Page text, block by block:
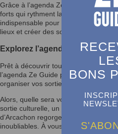
BONS
Grâce à l’agenda Ze Guide, vous
forts qui rythment la vie du Bassin
indispensable pour enrichir votre
lieux et créer des souvenirs
Explorez l’agenda et laissez-
Prêt à découvrir tout ce que le
l’agenda Ze Guide pour rester
organiser vos sorties selon vos envies.
Alors, quelle sera votre prochaine
sortie culturelle, un festival ou un
d’Arcachon regorge d’opportunités
inoubliables. À vous de jouer !